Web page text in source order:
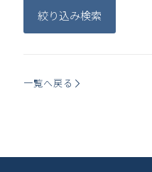
一覧へ戻る